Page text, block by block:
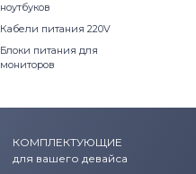
ноутбуков
Кабели питания 220V
Блоки питания для
мониторов
КОМПЛЕКТУЮЩИЕ
для вашего девайса